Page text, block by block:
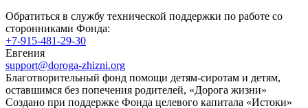
Обратиться в службу технической поддержки по работе со
сторонниками Фонда:
+7-915-481-29-30
Евгения
support@doroga-zhizni.org
Благотворительный фонд помощи детям-сиротам и детям,
оставшимся без попечения родителей, «Дорога жизни»
Создано при поддержке Фонда целевого капитала «Истоки»